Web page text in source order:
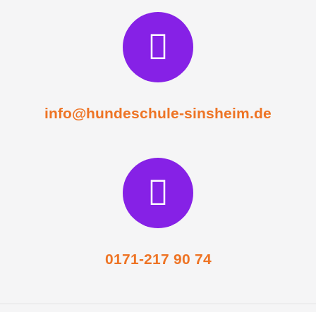
info@hundeschule-sinsheim.de
0171-217 90 74